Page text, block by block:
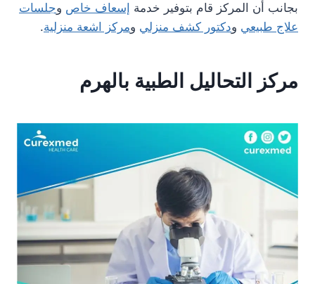
بجانب أن المركز قام بتوفير خدمة إسعاف خاص وجلسات
علاج طبيعي ودكتور كشف منزلي ومركز اشعة منزلية.
مركز التحاليل الطبية بالهرم